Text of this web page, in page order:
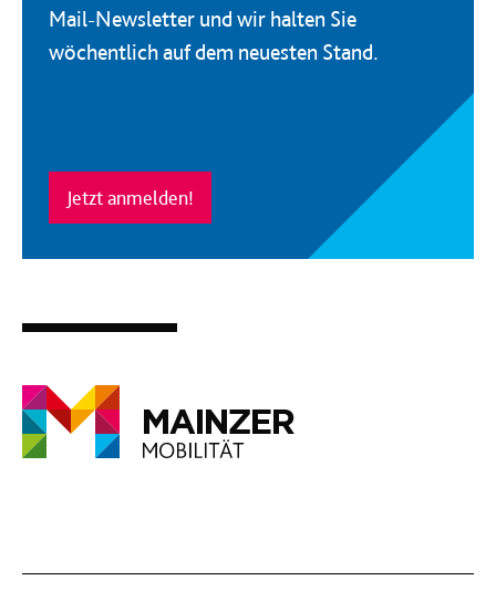
Mail-Newsletter und wir halten Sie
wöchentlich auf dem neuesten Stand.
Jetzt anmelden!